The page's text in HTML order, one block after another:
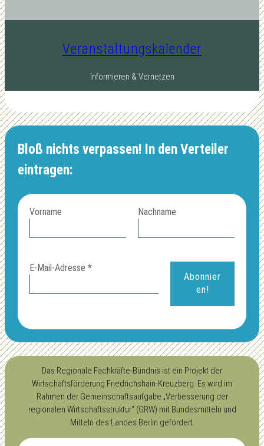
Veranstaltungskalender
Informieren & Vernetzen
Bloß nichts verpassen! In den Verteiler
eintragen:
Vorname Nachname
E-Mail-Adresse*
Das Regionale Fachkräfte-Bündnis ist ein Projekt der
Wirtschaftsförderung Friedrichshain-Kreuzberg. Es wird im
Rahmen der Gemeinschaftsaufgabe „Verbesserung der
regionalen Wirtschaftsstruktur“ (GRW) mit Bundesmitteln und
Mitteln des Landes Berlin gefördert.